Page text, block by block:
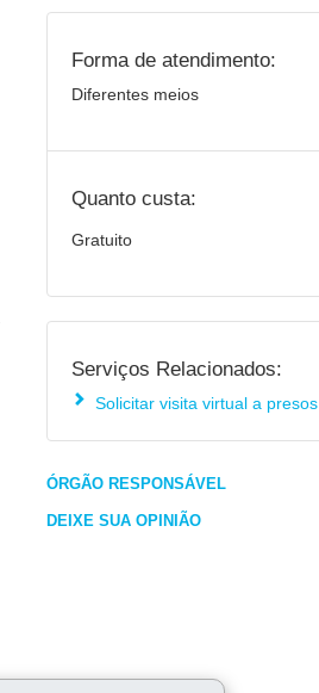
Forma de atendimento:
Diferentes meios
Quanto custa:
Gratuito
Serviços Relacionados:
Solicitar visita virtual a presos
ÓRGÃO RESPONSÁVEL
DEIXE SUA OPINIÃO